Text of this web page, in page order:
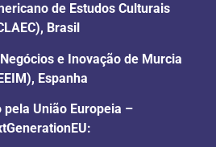
de Estudos Culturais
Brasil
e Inovação de Murcia
Espanha
pela União Europeia –